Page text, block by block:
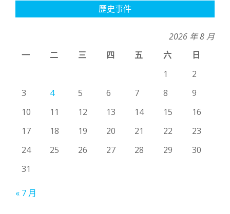
歷史事件
2026 年 8 月
一
二 三 四 五 六
日
1
2
3
4 5 6 7 8
9
10
11 12 13 14 15
16
17
18 19 20 21 22
23
24
25 26 27 28 29
30
31
« 7 月